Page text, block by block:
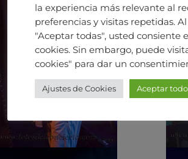
la experiencia más relevante al
preferencias y visitas repetidas.
"Aceptar todas", usted consiente
cookies. Sin embargo, puede
cookies" para dar un
Ajustes de Cookies Aceptar todo